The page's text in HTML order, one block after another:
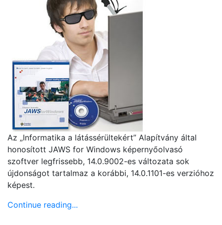
Az „Informatika a látássérültekért” Alapítvány által
honosított JAWS for Windows képernyőolvasó
szoftver legfrissebb, 14.0.9002-es változata sok
újdonságot tartalmaz a korábbi, 14.0.1101-es verzióhoz
képest.
Continue reading...